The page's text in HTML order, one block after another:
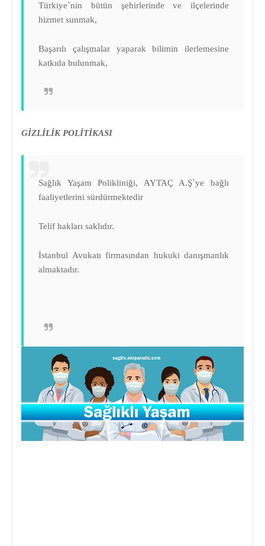
Türkiye`nin bütün şehirlerinde ve ilçelerinde
hizmet sunmak,
Başarılı çalışmalar yaparak bilimin ilerlemesine
katkıda bulunmak,
GİZLİLİK POLİTİKASI
Sağlık Yaşam Polikliniği, AYTAÇ A.Ş`ye bağlı
faaliyetlerini sürdürmektedir
Telif hakları saklıdır.
İstanbul Avukatı firmasından hukuki danışmanlık
almaktadır.